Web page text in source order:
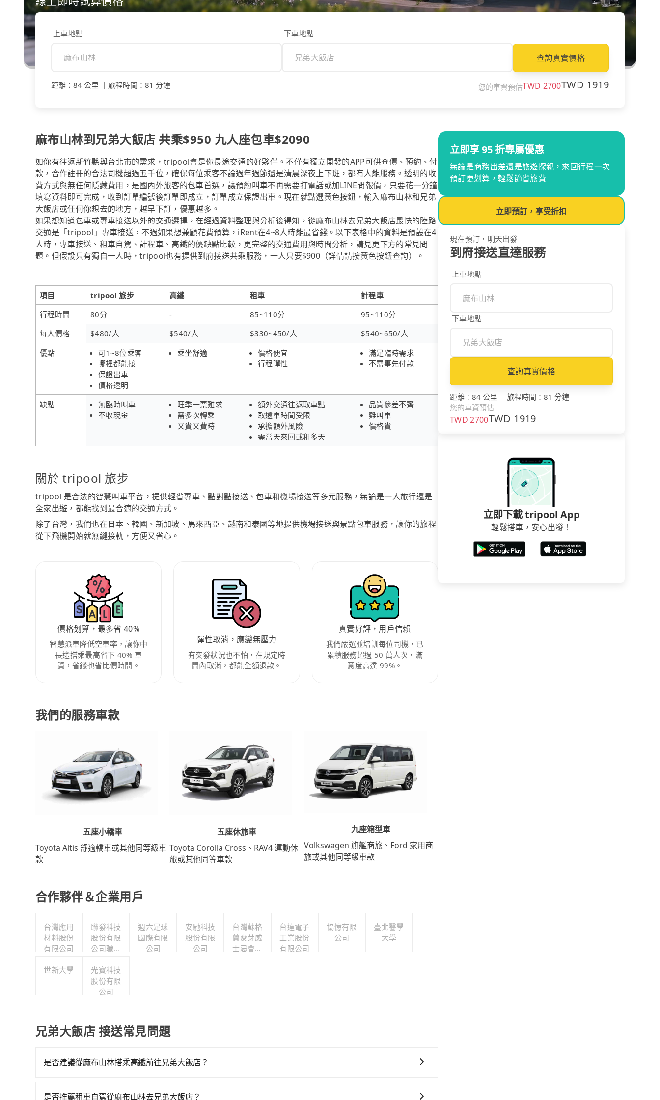
上車地點 下車地點
查詢真實價格
距離 ： 84 公里 旅程時間 ： 81 分鐘 您的車資預估TWD2700TWD 1919
麻布山林到兄弟大飯店 共乘$950 九人座包車$2090
如你有往返新竹縣與台北市的需求，tripool會是你長途交通的好夥伴。不僅有獨立開發的APP可供查價、預約、付
款，合作註冊的合法司機超過五千位，確保每位乘客不論過年過節還是清晨深夜上下班，都有人能服務。透明的收
費方式與無任何隱藏費用，是國內外旅客的包車首選，讓預約叫車不再需要打電話或加LINE問報價，只要花一分鐘
填寫資料即可完成，收到訂單編號後訂單即成立，訂單成立保證出車。現在就點選黃色按鈕，輸入麻布山林和兄弟
大飯店或任何你想去的地方，越早下訂，優惠越多。
如果想知道包車或專車接送以外的交通選擇，在經過資料整理與分析後得知，從麻布山林去兄弟大飯店最快的陸路
交通是「tripool」專車接送，不過如果想兼顧花費預算，iRent在4~8人時能最省錢。以下表格中的資料是預設在4
人時，專車接送、租車自駕、計程車、高鐵的優缺點比較，更完整的交通費用與時間分析，請見更下方的常見問
題。但假設只有獨自一人時，tripool也有提供到府接送共乘服務，一人只要$900（詳情請按黃色按鈕查詢）。
項目 tripool 旅步 高鐵 租車
計程車
行程時間
80分 - 85~110分
95~110分
每人價格
$480/人 $540/人 $330~450/人
$540~650/人
優點
可1~8位乘客
哪裡都能接
保證出車
價格透明
乘坐舒適
價格便宜
行程彈性
滿足臨時需求
不需事先付款
缺點
無臨時叫車
不收現金
旺季一票難求
需多次轉乘
又貴又費時
額外交通往返取車點
取還車時間受限
承擔額外風險
需當天來回或租多天
品質參差不齊
難叫車
價格貴
關於 tripool 旅步
tripool 是合法的智慧叫車平台，提供輕省專車、點對點接送、包車和機場接送等多元服務，無論是一人旅行還是
全家出遊，都能找到最合適的交通方式。
除了台灣，我們也在日本、韓國、新加坡、馬來西亞、越南和泰國等地提供機場接送與景點包車服務，讓你的旅程
從下飛機開始就無縫接軌，方便又省心。
價格划算，最多省 40%
智慧派車降低空車率，讓你中
長途搭乘最高省下 40% 車
資，省錢也省比價時間。
彈性取消，應變無壓力
有突發狀況也不怕，在規定時
間內取消，都能全額退款。
真實好評，用戶信賴
我們嚴選並培訓每位司機，已
累積服務超過 50 萬人次，滿
意度高達 99%。
我們的服務車款
五座小轎車
Toyota Altis 舒適轎車或其他同等級車
款
五座休旅車
Toyota Corolla Cross、RAV4 運動休
旅或其他同等車款
九座箱型車
Volkswagen 旗艦商旅、Ford 家用商
旅或其他同等級車款
合作夥伴＆企業用戶
台灣應用
材料股份
有限公司
聯發科技
股份有限
公司職工
會
週六足球
國際有限
公司
安馳科技
股份有限
公司
台灣蘇格
蘭麥芽威
士忌會所
台達電子
工業股份
有限公司
協憶有限
公司
臺北醫學
大學
世新大學
光寶科技
股份有限
公司
兄弟大飯店 接送常見問題
是否建議從麻布山林搭乘高鐵前往兄弟大飯店？
一直到23:27，新竹-台北一天最多有63班次高鐵可搭乘。假設從麻布山林 (新竹縣北埔鄉) 前往最靠近的新竹高鐵
是否推薦租車自駕從麻布山林去兄弟大飯店？
立即享 95 折專屬優惠
無論是商務出差還是旅遊探親，來回行程一次
預訂更划算，輕鬆節省旅費！
立即預訂，享受折扣
現在預訂，明天出發
到府接送直達服務
上車地點
下車地點
查詢真實價格
距離 ： 84 公里 ｜ 旅程時間 ： 81 分鐘
您的車資預估
TWD2700TWD 1919
立即下載 tripool App
輕鬆搭車，安心出發！